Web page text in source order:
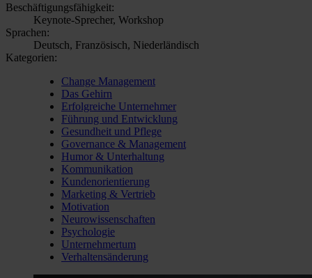
Beschäftigungsfähigkeit:
Keynote-Sprecher, Workshop
Sprachen:
Deutsch, Französisch, Niederländisch
Kategorien:
Change Management
Das Gehirn
Erfolgreiche Unternehmer
Führung und Entwicklung
Gesundheit und Pflege
Governance & Management
Humor & Unterhaltung
Kommunikation
Kundenorientierung
Marketing & Vertrieb
Motivation
Neurowissenschaften
Psychologie
Unternehmertum
Verhaltensänderung